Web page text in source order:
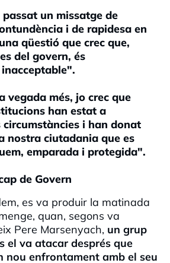
un missatge de
i de rapidesa en
qüestió que crec que,
del govern, és
vegada més, jo crec que
han estat a
circumstàncies i han donat
nostra ciutadania que es
emparada i protegida".
de Govern
es va produir la matinada
quan, segons va
Pere Marsenyach, un grup
el va atacar després que
nou enfrontament amb el seu